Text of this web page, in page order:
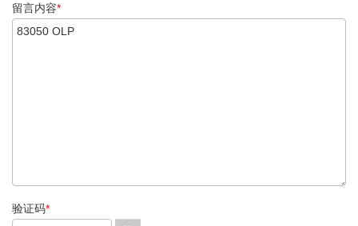
留言内容*
验证码*